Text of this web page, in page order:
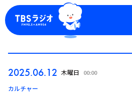
2025.06.12 木曜日 00:00
カルチャー